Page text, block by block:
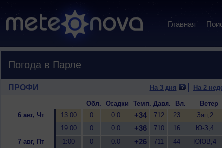
Главная
Погода в Парле
ПРОФИ На 3 дня На 2
Обл. Осадки Темп. Давл. Вл.
Ветер
6 авг, Чт
13:00 0 0.0 +34 712 23
Зап,2
19:00
0 0.0 +36 710 16
Ю-З,4
7 авг, Пт
1:00 0 0.0 +26 711 44
ЮЮВ,4